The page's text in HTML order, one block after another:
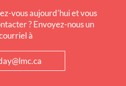
vous aujourd'hui et vous
? Envoyez-nous un
à